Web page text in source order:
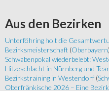
Aus den Bezirken
Unterföhring holt die
Bezirksmeisterschaft (Oberbayern)
Schwabenpokal wiederbelebt:
Hitzeschlacht in Nürnberg und
Bezirkstraining in Westendorf (
Oberfränkische 2026 – Eine